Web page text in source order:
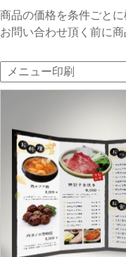
商品の価格を条件ごとに
お問い合わせ頂く前に